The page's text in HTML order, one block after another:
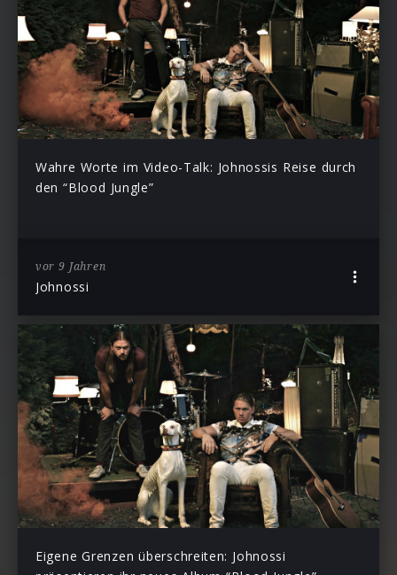
Wahre Worte im Video-Talk: Johnossis Reise durch
den “Blood Jungle”
vor 9 Jahren
Johnossi
Eigene Grenzen überschreiten: Johnossi